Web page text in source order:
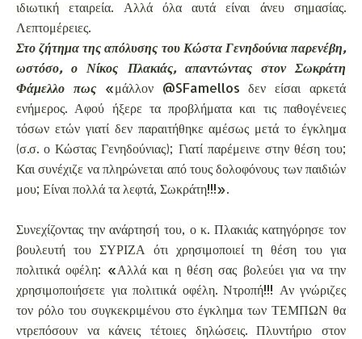
ιδιωτική εταιρεία. Αλλά όλα αυτά είναι άνευ σημασίας.
Λεπτομέρειες.
Στο ζήτημα της απόλυσης του Κώστα Γενηδούνια παρενέβη,
ωστόσο, ο Νίκος Πλακιάς, απαντώντας στον Σωκράτη
Φάμελλο πως«μάλλον @SFamellos δεν είσαι αρκετά
ενήμερος. Αφού ήξερε τα προβλήματα και τις παθογένειες
τόσων ετών γιατί δεν παραιτήθηκε αμέσως μετά το έγκλημα
(σ.σ. ο Κώστας Γενηδούνιας); Γιατί παρέμεινε στην θέση του;
Και συνέχιζε να πληρώνεται από τους δολοφόνους των παιδιών
μου; Είναι πολλά τα λεφτά, Σωκράτη!!!».
Συνεχίζοντας την ανάρτησή του, ο κ. Πλακιάς κατηγόρησε τον
βουλευτή του ΣΥΡΙΖΑ ότι χρησιμοποιεί τη θέση του για
πολιτικά οφέλη: «Αλλά και η θέση σας βολεύει για να την
χρησιμοποιήσετε για πολιτικά οφέλη. Ντροπή!!! Αν γνώριζες
τον ρόλο του συγκεκριμένου στο έγκλημα των ΤΕΜΠΩΝ θα
ντρεπόσουν να κάνεις τέτοιες δηλώσεις. Πλυντήριο στον